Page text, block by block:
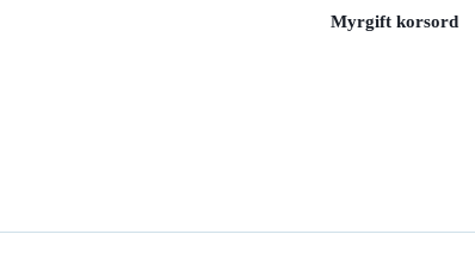
Myrgift korsord